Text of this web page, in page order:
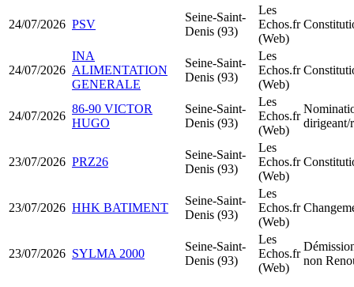
24/07/2026 PSV
Seine-Saint-
Denis (93)
Les
Echos.fr
(Web)
24/07/2026
INA
ALIMENTATION
GENERALE
Seine-Saint-
Denis (93)
Les
Echos.fr
(Web)
24/07/2026
86-90 VICTOR
HUGO
Seine-Saint-
Denis (93)
Les
Echos.fr
(Web)
dirigeant/
23/07/2026 PRZ26
Seine-Saint-
Denis (93)
Les
Echos.fr
(Web)
23/07/2026 HHK BATIMENT
Seine-Saint-
Denis (93)
Les
Echos.fr
(Web)
23/07/2026 SYLMA 2000
Seine-Saint-
Denis (93)
Les
Echos.fr
(Web)
non